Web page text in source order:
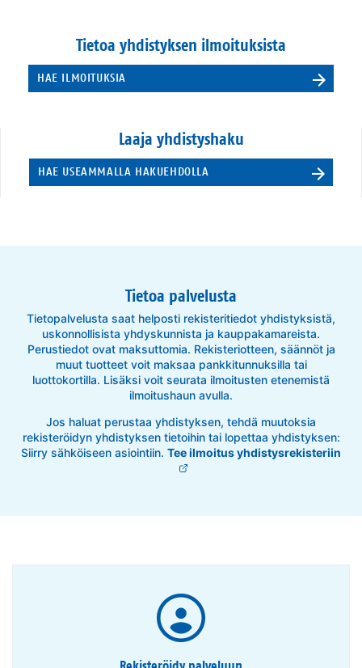
Tietoa yhdistyksen ilmoituksista
HAE ILMOITUKSIA
Laaja yhdistyshaku
HAE USEAMMALLA HAKUEHDOLLA
Tietoa palvelusta
Tietopalvelusta saat helposti rekisteritiedot yhdistyksistä,
uskonnollisista yhdyskunnista ja kauppakamareista.
Perustiedot ovat maksuttomia. Rekisteriotteen, säännöt ja
muut tuotteet voit maksaa pankkitunnuksilla tai
luottokortilla. Lisäksi voit seurata ilmoitusten etenemistä
ilmoitushaun avulla.
Jos haluat perustaa yhdistyksen, tehdä muutoksia
rekisteröidyn yhdistyksen tietoihin tai lopettaa yhdistyksen:
Siirry sähköiseen asiointiin. Tee ilmoitus yhdistysrekisteriin